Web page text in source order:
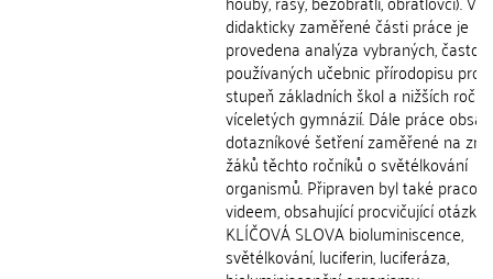
didakticky zaměřené části práce je
provedena analýza vybraných, často
používaných učebnic přírodopisu pro
stupeň základních škol a nižších
víceletých gymnázií. Dále práce
dotazníkové šetření zaměřené na
žáků těchto ročníků o světélkování
organismů. Připraven byl také
videem, obsahující procvičující otázky.
KLÍČOVÁ SLOVA bioluminiscence,
světélkování, luciferin, luciferáza,